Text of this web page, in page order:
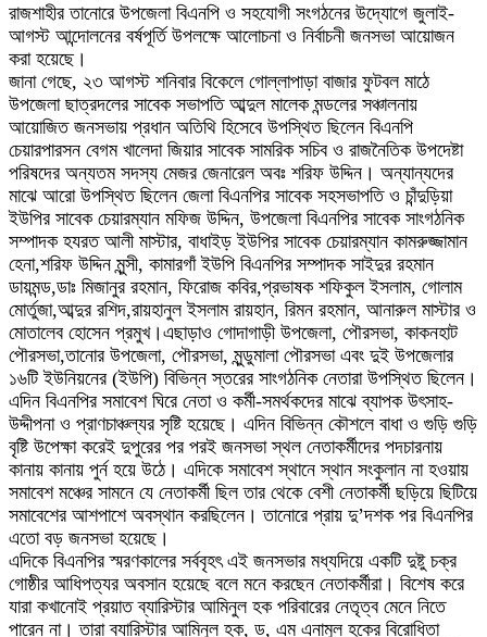
রাজশাহীর তানোরে উপজেলা বিএনপি ও সহযোগী সংগঠনের উদ্যোগে জুলাই-
আগস্ট আন্দোলনের বর্ষপূর্তি উপলক্ষে আলোচনা ও নির্বাচনী জনসভা আয়োজন
করা হয়েছে।
জানা গেছে, ২৩ আগস্ট শনিবার বিকেলে গোল্লাপাড়া বাজার ফুটবল মাঠে
উপজেলা ছাত্রদলের সাবেক সভাপতি আব্দুল মালেক মন্ডলের সঞ্চালনায়
আয়োজিত জনসভায় প্রধান অতিথি হিসেবে উপস্থিত ছিলেন বিএনপি
চেয়ারপারসন বেগম খালেদা জিয়ার সাবেক সামরিক সচিব ও রাজনৈতিক উপদেষ্টা
পরিষদের অন্যতম সদস্য মেজর জেনারেল অবঃ শরিফ উদ্দিন। অন্যান্যদের
মাঝে আরো উপস্থিত ছিলেন জেলা বিএনপির সাবেক সহসভাপতি ও চাঁন্দুড়িয়া
ইউপির সাবেক চেয়ারম্যান মফিজ উদ্দিন, উপজেলা বিএনপির সাবেক সাংগঠনিক
সম্পাদক হযরত আলী মাস্টার, বাধাইড় ইউপির সাবেক চেয়ারম্যান কামরুজ্জামান
হেনা,শরিফ উদ্দিন মুন্সী, কামারগাঁ ইউপি বিএনপির সম্পাদক সাইদুর রহমান
ডায়মন্ড,ডাঃ মিজানুর রহমান, ফিরোজ কবির,প্রভাষক শফিকুল ইসলাম, গোলাম
মোর্তুজা,আব্দুর রশিদ,রায়হানুল ইসলাম রায়হান, রিমন রহমান, আনারুল মাস্টার ও
মোতালেব হোসেন প্রমুখ।এছাড়াও গোদাগাড়ী উপজেলা, পৌরসভা, কাকনহাট
পৌরসভা,তানোর উপজেলা, পৌরসভা, মুন্ডুমালা পৌরসভা এবং দুই উপজেলার
১৬টি ইউনিয়নের (ইউপি) বিভিন্ন স্তরের সাংগঠনিক নেতারা উপস্থিত ছিলেন।
এদিন বিএনপির সমাবেশ ঘিরে নেতা ও কর্মী-সমর্থকদের মাঝে ব্যাপক উৎসাহ-
উদ্দীপনা ও প্রাণচাঞ্চল্যর সৃষ্টি হয়েছে। এদিন বিভিন্ন কৌশলে বাধা ও গুড়ি গুড়ি
বৃষ্টি উপেক্ষা করেই দুপুরের পর পরই জনসভা স্থল নেতাকর্মীদের পদচারনায়
কানায় কানায় পুর্ন হয়ে উঠে। এদিকে সমাবেশ স্থানে স্থান সংকুলান না হওয়ায়
সমাবেশ মঞ্চের সামনে যে নেতাকর্মী ছিল তার থেকে বেশী নেতাকর্মী ছড়িয়ে ছিটিয়ে
সমাবেশের আশপাশে অবস্থান করছিলেন। তানোরে প্রায় দু’দশক পর বিএনপির
এতো বড় জনসভা হয়েছে।
এদিকে বিএনপির স্মরণকালের সর্ববৃহৎ এই জনসভার মধ্যদিয়ে একটি দুষ্টু চক্র
গোষ্ঠীর আধিপত্যর অবসান হয়েছে বলে মনে করছেন নেতাকর্মীরা। বিশেষ করে
যারা কখানোই প্রয়াত ব্যারিস্টার আমিনুল হক পরিবারের নেতৃত্ব মেনে নিতে
পারেন না। তারা ব্যারিস্টার আমিনুল হক, ড, এম এনামুল হকের বিরোধিতা